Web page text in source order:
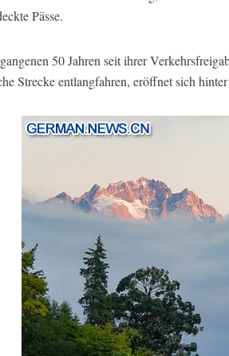
Pässe.
50 Jahren seit ihrer
Strecke entlangfahren, eröffnet sich